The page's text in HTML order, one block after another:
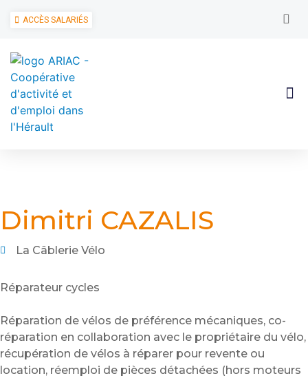
ACCÈS SALARIÉS
Dimitri CAZALIS
La Câblerie Vélo
Réparateur cycles
Réparation de vélos de préférence mécaniques, co-
réparation en collaboration avec le propriétaire du vélo,
récupération de vélos à réparer pour revente ou
location, réemploi de pièces détachées (hors moteurs